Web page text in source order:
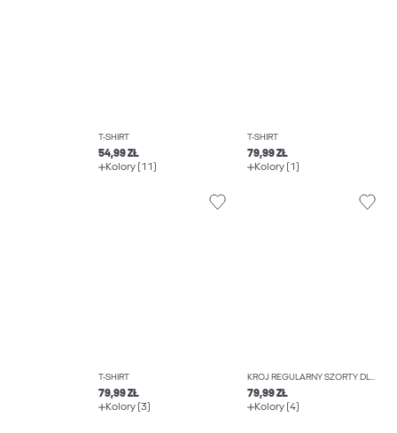
T-SHIRT
54,99 ZŁ
Kolory (11)
T-SHIRT
79,99 ZŁ
Kolory (1)
T-SHIRT
79,99 ZŁ
Kolory (3)
KRÓJ REGULARNY SZORTY DLO PŁYWANIA
79,99 ZŁ
Kolory (4)